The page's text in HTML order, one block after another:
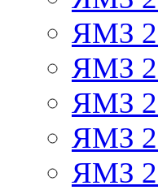
ЯМЗ
ЯМЗ
ЯМЗ
ЯМЗ
ЯМЗ